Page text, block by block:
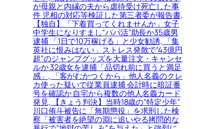
が母親と内縁の夫から虐待受け死亡した事
件 児相の対応等検証した第三者委が報告書,
【独自】「下着買ってくれませんか」女子
中学生になりすまし“パパ活”助長か35歳男
逮捕 「1日で10万稼げる」と少女勧誘, 「集
英社に恨みはない」ストレス発散で“43億円
超”のジャンプグッズを大量注文・キャンセ
ルか 32歳女を逮捕「品切れ前に買うと満足
感」, 「客がむかつくから」他人名義のクレ
カ使った疑いで従業員逮捕 会計時に暗証番
号を確認か 自宅から複数の他人名義カード
発見, 【きょう判決】当時18歳の”特定少年”
川口侑斗被告に「無期懲役」を求刑した検
察「被害者を絶望の淵に追いやる拷問的な